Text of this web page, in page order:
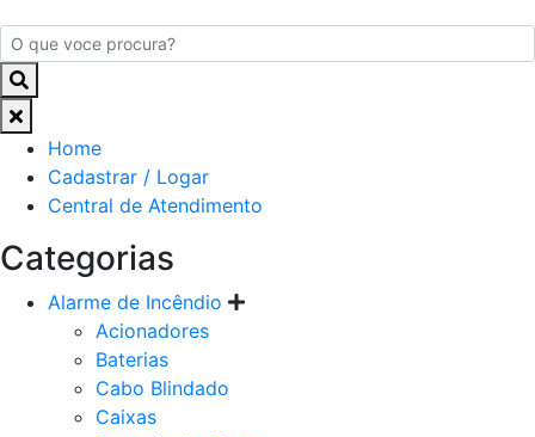
Home
Cadastrar / Logar
Central de Atendimento
Categorias
Alarme de Incêndio
Acionadores
Baterias
Cabo Blindado
Caixas